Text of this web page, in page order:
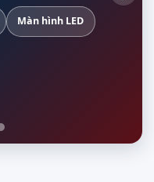
Màn hình LED
Nội thất
Sao lưu tự động
theo định mức